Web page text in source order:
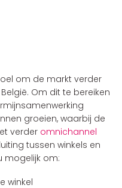
om de markt verder
Om dit te bereiken
groeien, waarbij de
verder omnichannel
tussen winkels en
mogelijk om:
winkel